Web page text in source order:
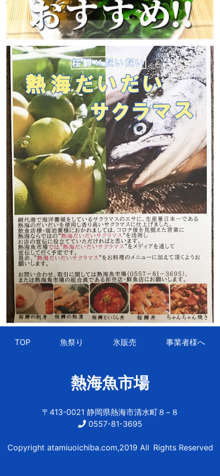
TOP 魚祭り 氷販売 事業者様へ
熱海魚市場
〒413-0021 静岡県熱海市清水町８−８
0557-81-3695
Copyright atamiuoichiba.com,2019 All Rights Reserved